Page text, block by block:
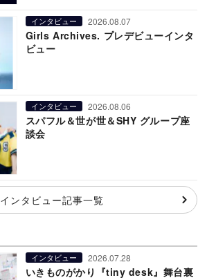
インタビュー 2026.08.07
Girls Archives. プレデビューインタ
ビュー
インタビュー 2026.08.06
スパフル＆世が世＆SHY グループ座
談会
インタビュー記事一覧
インタビュー 2026.07.28
いきものがかり『tiny desk』舞台裏